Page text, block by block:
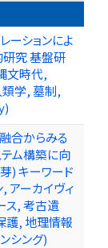
ーションによ
究 基盤研
文時代,
学, 墓制,
合からみる
ム構築に向
) キーワード
アーカイヴィ
ス, 考古遺
護, 地理情報
シング)